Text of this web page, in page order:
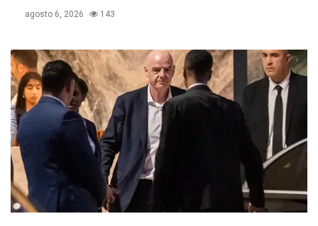
agosto 6, 2026 143